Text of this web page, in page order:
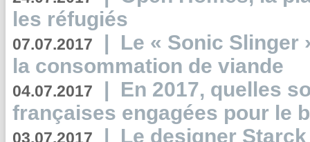
les réfugiés
07.07.2017 | Le « Sonic Slinger
la consommation de viande
04.07.2017 | En 2017, quelles
françaises engagées pour le
03.07.2017 | Le designer